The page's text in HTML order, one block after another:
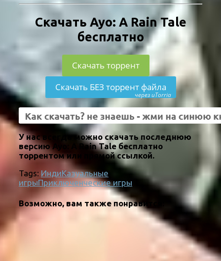
Скачать Ayo: A Rain Tale
бесплатно
Скачать торрент
Скачать БЕЗ торрент файла
через uTorria
У нас всегда можно скачать последнюю
версию Ayo: A Rain Tale бесплатно
торрентом или прямой ссылкой.
Tags: ИндиКазуальные
игрыПриключенческие игры
Возможно, вам также понравится: